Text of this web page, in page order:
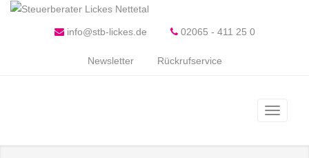
info@stb-lickes.de 02065 - 411 25 0
Newsletter Rückrufservice